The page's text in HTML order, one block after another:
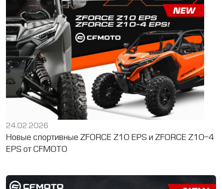
24.02.2026
Новые спортивные ZFORCE Z10 EPS и ZFORCE Z10-4
EPS от CFMOTO